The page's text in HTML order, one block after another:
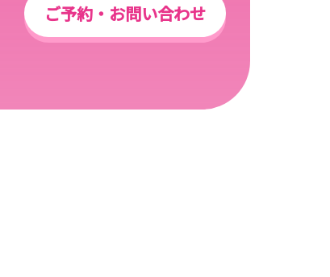
ご予約・お問い合わせ